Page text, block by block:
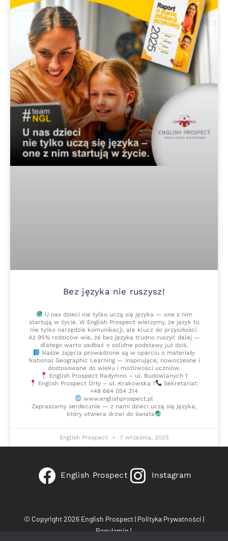
Bez języka nie ruszysz!
U nas dzieci nie tylko uczą się języka — one z nim
startują w życie. W English Prospect wierzymy, że język to
nie tylko narzędzie komunikacji, ale klucz do przyszłości.
Aż 95% rodziców wie, że bez języka trudno ruszyć dalej —
dlatego warto zadbać o solidne podstawy już dziś.
Nasze zajęcia prowadzone są w oparciu o materiały
National Geographic Learning — inspirujące, nowoczesne i
dostosowane do wieku i możliwości uczniów.
English Prospect Radymno – ul. Budowlanych 1
English Prospect Orły – ul. Krakowska 1
Sekretariat:
+48 664 054 314
www.englishprospect.pl
Zapraszamy serdecznie — z nami dzieci uczą się języka,
który otwiera drzwi do świata
English Prospect 7 września, 2025
English Prospect Instagram
© Copyright 2026 English Prospect | Polityka Prywatności |
Regulamin |